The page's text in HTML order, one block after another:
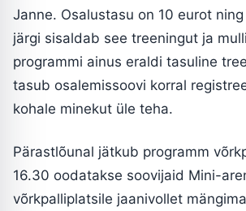
Janne. Osalustasu on 10 eurot
järgi sisaldab see treeningut ja
programmi ainus eraldi tasuline
tasub osalemissoovi korral
kohale minekut üle teha.
Pärastlõunal jätkub programm
16.30 oodatakse soovijaid Mini-
võrkpalliplatsile jaanivollet